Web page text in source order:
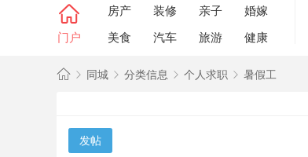
门户
房产 装修 亲子
婚嫁
美食
汽车 旅游 健康
»
同城 分类信息 个人求职 暑假工
发帖